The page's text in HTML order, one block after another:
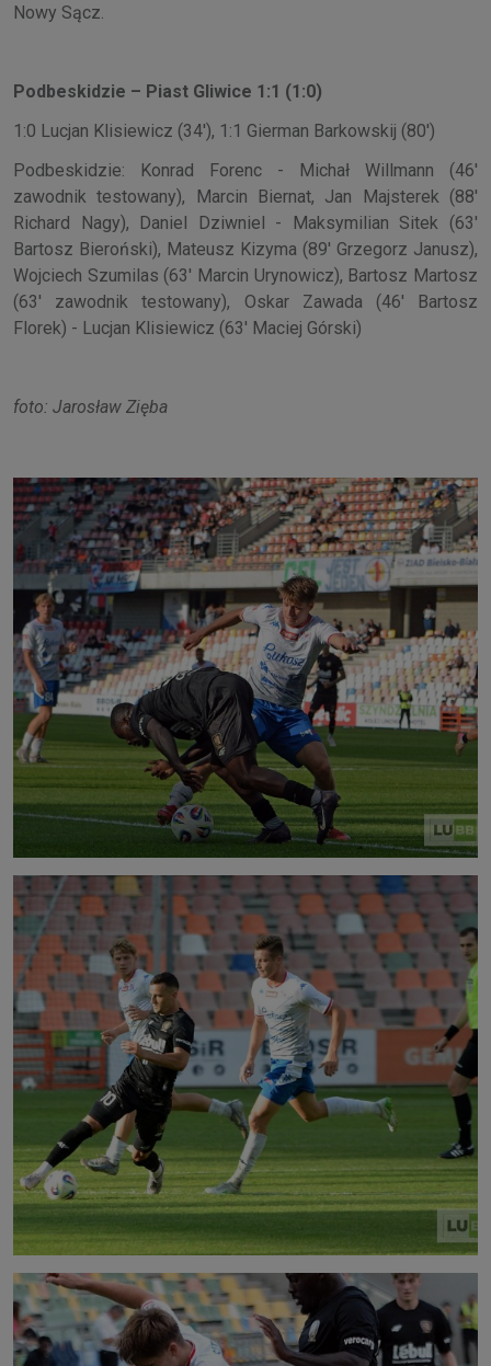
Nowy Sącz.
Podbeskidzie – Piast Gliwice 1:1 (1:0)
1:0 Lucjan Klisiewicz (34'), 1:1 Gierman Barkowskij (80')
Podbeskidzie: Konrad Forenc - Michał Willmann (46'
zawodnik testowany), Marcin Biernat, Jan Majsterek (88'
Richard Nagy), Daniel Dziwniel - Maksymilian Sitek (63'
Bartosz Bieroński), Mateusz Kizyma (89' Grzegorz Janusz),
Wojciech Szumilas (63' Marcin Urynowicz), Bartosz Martosz
(63' zawodnik testowany), Oskar Zawada (46' Bartosz
Florek) - Lucjan Klisiewicz (63' Maciej Górski)
foto: Jarosław Zięba